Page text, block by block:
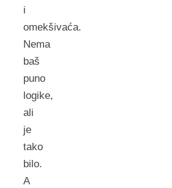
i
omekšivaća.
Nema
baš
puno
logike,
ali
je
tako
bilo.
A